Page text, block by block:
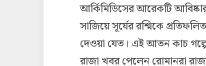
আর্কিমিডিসের আরেকটি
সাজিয়ে সূর্যের রশ্মিকে
দেওয়া যেত। এই আতন কাচ
রাজা খবর পেলেন রোমানরা